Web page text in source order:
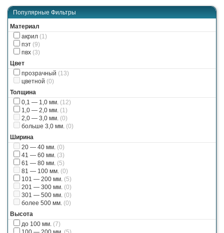
Популярные Фильтры
Материал
акрил (1)
пэт (9)
пвх (3)
Цвет
прозрачный (13)
цветной (0)
Толщина
0,1 — 1,0 мм. (12)
1,0 — 2,0 мм. (1)
2,0 — 3,0 мм. (0)
больше 3,0 мм. (0)
Ширина
20 — 40 мм. (0)
41 — 60 мм. (3)
61 — 80 мм. (5)
81 — 100 мм. (0)
101 — 200 мм. (5)
201 — 300 мм. (0)
301 — 500 мм. (0)
более 500 мм. (0)
Высота
до 100 мм. (7)